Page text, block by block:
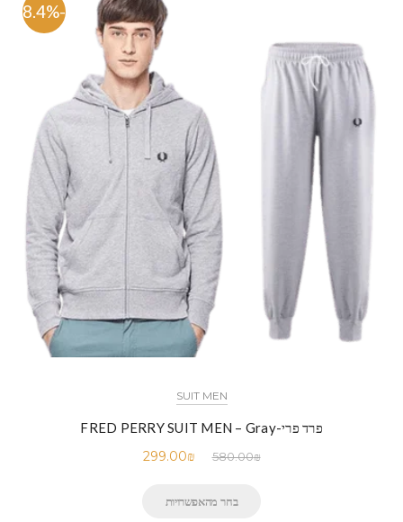
-48.4%
SUIT MEN
פרד פרי-FRED PERRY SUIT MEN – Gray
580.00₪
299.00₪
בחר מהאפשרויות